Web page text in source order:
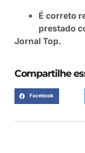
É correto
prestado
Jornal Top.
Compartilhe
Facebook